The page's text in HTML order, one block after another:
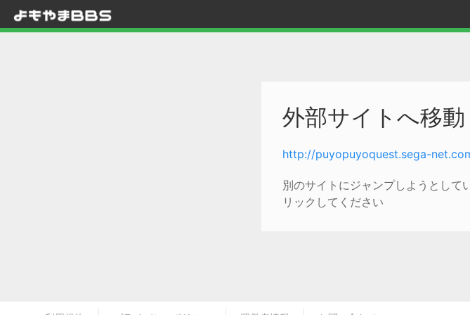
外部サイトへ移
http://puyopuyoquest.sega-
別のサイトにジャンプしようとして
リックしてください